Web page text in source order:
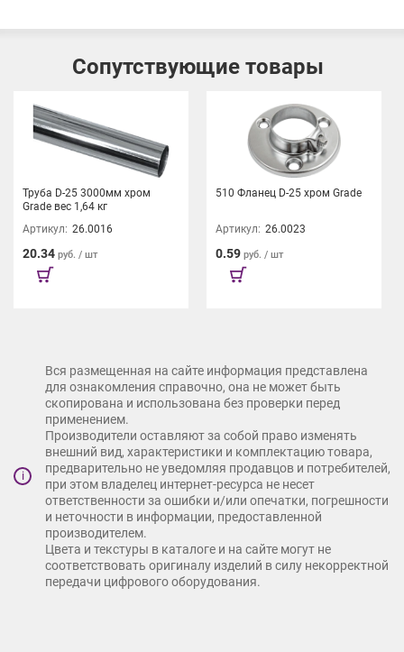
Сопутствующие товары
Труба D-25 3000мм хром
Grade вес 1,64 кг
Артикул: 26.0016
20.34 руб. / шт
510 Фланец D-25 хром Grade
Артикул: 26.0023
0.59 руб. / шт
i
Вся размещенная на сайте информация представлена
для ознакомления справочно, она не может быть
скопирована и использована без проверки перед
применением.
Производители оставляют за собой право изменять
внешний вид, характеристики и комплектацию товара,
предварительно не уведомляя продавцов и потребителей,
при этом владелец интернет-ресурса не несет
ответственности за ошибки и/или опечатки, погрешности
и неточности в информации, предоставленной
производителем.
Цвета и текстуры в каталоге и на сайте могут не
соответствовать оригиналу изделий в силу некорректной
передачи цифрового оборудования.